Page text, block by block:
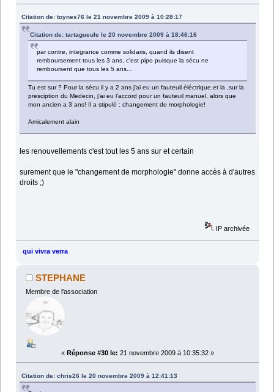
Citation de: toynes76 le 21 novembre 2009 à 10:28:17
Citation de: tartagueule le 20 novembre 2009 à 18:46:16
par contre, integrance comme solidaris, quand ils disent
remboursement tous les 3 ans, c'est pipo puisque la sécu ne
remboursent que tous les 5 ans...
Tu est sur ? Pour la sécu il y a 2 ans j'ai eu un fauteuil éléctrique,et la ,sur la
presciption du Medecin, j'ai eu l'accord pour un fauteuil manuel, alors que
mon ancien a 3 ans! Il a stipulé : changement de morphologie!
Amicalement alain
les renouvellements c'est tout les 5 ans sur et certain
surement que le "changement de morphologie" donne accès à d'autres
droits ;)
IP archivée
qui vivra verra
STEPHANE
Membre de l'association
« Réponse #30 le: 21 novembre 2009 à 10:35:32 »
Citation de: chris26 le 20 novembre 2009 à 12:41:13